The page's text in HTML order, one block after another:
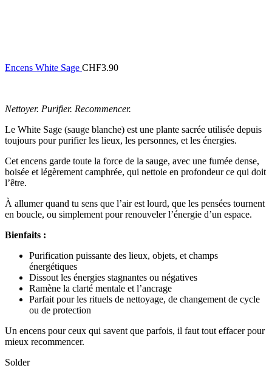
Encens White Sage CHF3.90
Nettoyer. Purifier. Recommencer.
Le White Sage (sauge blanche) est une plante sacrée utilisée depuis
toujours pour purifier les lieux, les personnes, et les énergies.
Cet encens garde toute la force de la sauge, avec une fumée dense,
boisée et légèrement camphrée, qui nettoie en profondeur ce qui doit
l’être.
À allumer quand tu sens que l’air est lourd, que les pensées tournent
en boucle, ou simplement pour renouveler l’énergie d’un espace.
Bienfaits :
Purification puissante des lieux, objets, et champs
énergétiques
Dissout les énergies stagnantes ou négatives
Ramène la clarté mentale et l’ancrage
Parfait pour les rituels de nettoyage, de changement de cycle
ou de protection
Un encens pour ceux qui savent que parfois, il faut tout effacer pour
mieux recommencer.
Solder